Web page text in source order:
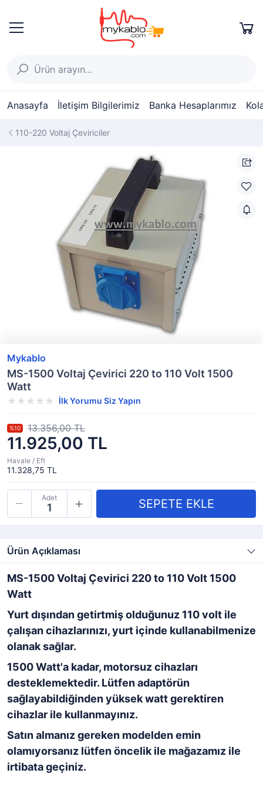
Anasayfa İletişim Bilgilerimiz Banka Hesaplarımız
110-220 Voltaj Çeviriciler
Mykablo
MS-1500 Voltaj Çevirici 220 to 110 Volt 1500
Watt
İlk Yorumu Siz Yapın
11.925,00 TL
%10 13.356,00 TL
Havale / Eft
11.328,75 TL
Adet
Ürün Açıklaması
MS-1500 Voltaj Çevirici 220 to 110 Volt 1500
Watt
Yurt dışından getirtmiş olduğunuz 110 volt ile
çalışan cihazlarınızı, yurt içinde kullanabilmenize
olanak sağlar.
1500 Watt'a kadar, motorsuz cihazları
desteklemektedir. Lütfen adaptörün
sağlayabildiğinden yüksek watt gerektiren
cihazlar ile kullanmayınız.
Satın almanız gereken modelden emin
olamıyorsanız lütfen öncelik ile mağazamız ile
irtibata geçiniz.